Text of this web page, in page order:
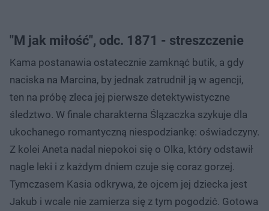
"M jak miłość", odc. 1871 - streszczenie
Kama postanawia ostatecznie zamknąć butik, a gdy
naciska na Marcina, by jednak zatrudnił ją w agencji,
ten na próbę zleca jej pierwsze detektywistyczne
śledztwo. W finale charakterna Ślązaczka szykuje dla
ukochanego romantyczną niespodziankę: oświadczyny.
Z kolei Aneta nadal niepokoi się o Olka, który odstawił
nagle leki i z każdym dniem czuje się coraz gorzej.
Tymczasem Kasia odkrywa, że ojcem jej dziecka jest
Jakub i wcale nie zamierza się z tym pogodzić. Gotowa